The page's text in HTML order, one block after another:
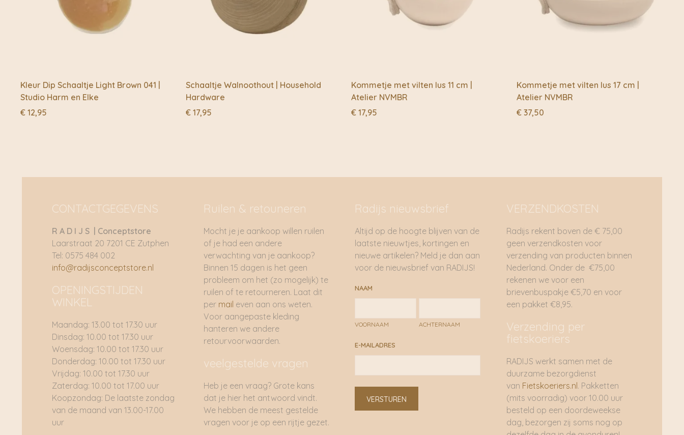
Kleur Dip Schaaltje Light Brown 041 |
Studio Harm en Elke
€ 12,95
Schaaltje Walnoothout | Household
Hardware
€ 17,95
Kommetje met vilten lus 11 cm |
Atelier NVMBR
€ 17,95
Kommetje met vilten lus 17 cm |
Atelier NVMBR
€ 37,50
CONTACTGEGEVENS
R A D I J S | Conceptstore
Laarstraat 20 7201 CE Zutphen
Tel: 0575 484 002
info@radijsconceptstore.nl
OPENINGSTIJDEN
WINKEL
Maandag: 13.00 tot 17.30 uur
Dinsdag: 10.00 tot 17.30 uur
Woensdag: 10.00 tot 17.30 uur
Donderdag: 10.00 tot 17.30 uur
Vrijdag: 10.00 tot 17.30 uur
Zaterdag: 10.00 tot 17.00 uur
Koopzondag: De laatste zondag
van de maand van 13.00-17.00
uur
Ruilen & retouneren
Mocht je je aankoop willen ruilen
of je had een andere
verwachting van je aankoop?
Binnen 15 dagen is het geen
probleem om het (zo mogelijk) te
ruilen of te retourneren. Laat dit
permail even aan ons weten.
Voor aangepaste kleding
hanteren we andere
retourvoorwaarden.
veelgestelde vragen
Heb je een vraag? Grote kans
dat je hier het antwoord vindt.
We hebben de meest gestelde
vragen voor je op een rijtje gezet.
Radijs nieuwsbrief
Altijd op de hoogte blijven van de
laatste nieuwtjes, kortingen en
nieuwe artikelen? Meld je dan aan
voor de nieuwsbrief van RADIJS!
NAAM
VOORNAAM ACHTERNAAM
E-MAILADRES
VERSTUREN
VERZENDKOSTEN
Radijs rekent boven de € 75,00
geen verzendkosten voor
verzending van producten binnen
Nederland. Onder de €75,00
rekenen we voor een
brievenbuspakje €5,70 en voor
een pakket €8,95.
Verzending per
fietskoeriers
RADIJS werkt samen met de
duurzame bezorgdienst
van Fietskoeriers.nl . Pakketten
(mits voorradig) voor 10.00 uur
besteld op een doordeweekse
dag, bezorgen zij soms nog op